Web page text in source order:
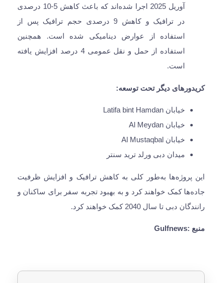
آوریل 2025 اجرا شده‌اند که باعث کاهش 5-10 درصدی
در ترافیک و کاهش 9 درصدی حجم ترافیک پس از
استفاده از عوارض دینامیکی شده است. همچنین
استفاده از حمل و نقل عمومی 4 درصد افزایش یافته
است.
کریدورهای دیگر تحت توسعه:
خیابان Latifa bint Hamdan
خیابان Al Meydan
خیابان Al Mustaqbal
میدان دبی ورلد ترید سنتر
این پروژه‌ها به‌طور کلی به کاهش ترافیک و افزایش ظرفیت
جاده‌ها کمک خواهند کرد و به بهبود تجربه سفر برای ساکنان و
رانندگان دبی تا سال 2040 کمک خواهند کرد.
منبع :Gulfnews